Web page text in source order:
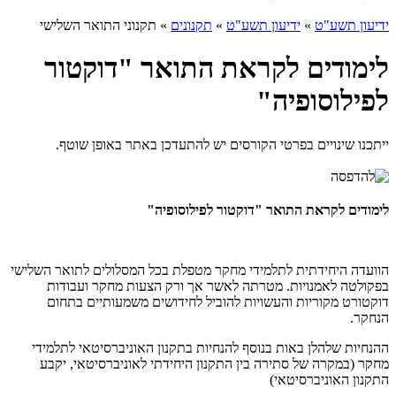
ידיעון תשע"ט » ידיעון תשע"ט » תקנונים » תקנוני התואר השלישי
לימודים לקראת התואר "דוקטור
לפילוסופיה"
ייתכנו שינויים בפרטי הקורסים יש להתעדכן באתר באופן שוטף.
לימודים לקראת התואר "דוקטור לפילוסופיה"
הוועדה היחידתית לתלמידי מחקר מטפלת בכל המסלולים לתואר השלישי
בפקולטה לאמנויות. מטרתה לאשר אך ורק הצעות מחקר ועבודות
דוקטורט מקוריות והעשויות להוביל לחידושים משמעותיים בתחום
הנחקר.
ההנחיות שלהלן באות בנוסף להנחיות בתקנון האוניברסיטאי לתלמידי
מחקר (במקרה של סתירה בין התקנון היחידתי לאוניברסיטאי, יקבע
התקנון האוניברסיטאי)